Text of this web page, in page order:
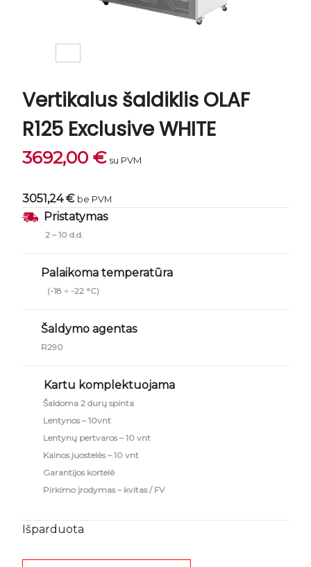
Vertikalus šaldiklis OLAF
R125 Exclusive WHITE
3692,00 € su PVM
3051,24 € be PVM
Pristatymas
2 – 10 d.d.
Palaikoma temperatūra
(-18 ÷ -22 °C)
Šaldymo agentas
R290
Kartu komplektuojama
Šaldoma 2 durų spinta
Lentynos – 10vnt
Lentynų pertvaros – 10 vnt
Kainos juostelės – 10 vnt
Garantijos kortelė
Pirkimo įrodymas – kvitas / FV
Išparduota